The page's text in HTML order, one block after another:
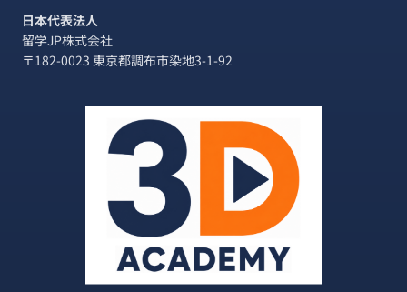
カ
レ
【BHARAT
SPICE】
日本代表法人
留学JP株式会社
〒182-0023 東京都調布市染地3-1-92